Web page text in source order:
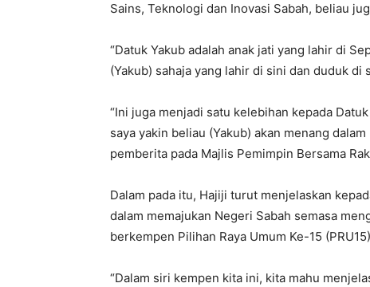
Sains, Teknologi dan Inovasi Sabah, beliau
“Datuk Yakub adalah anak jati yang lahir di
(Yakub) sahaja yang lahir di sini dan duduk di
“Ini juga menjadi satu kelebihan kepada
saya yakin beliau (Yakub) akan menang
pemberita pada Majlis Pemimpin Bersama
Dalam pada itu, Hajiji turut menjelaskan
dalam memajukan Negeri Sabah semasa
berkempen Pilihan Raya Umum Ke-15
“Dalam siri kempen kita ini, kita mahu